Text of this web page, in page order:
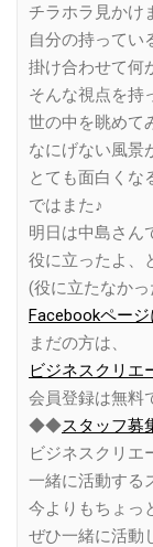
チラホラ見かけ
自分の持ってい
掛け合わせて何
そんな視点を持
世の中を眺めて
なにげない風景
とても面白くな
ではまた♪
明日は中島さん
役に立ったよ、
(役に立たなか
Facebookペー
まだの方は、
ビジネスクリエ
会員登録は無料
◆◆スタッフ募
ビジネスクリエ
一緒に活動する
今よりもちょっ
ぜひ一緒に活動